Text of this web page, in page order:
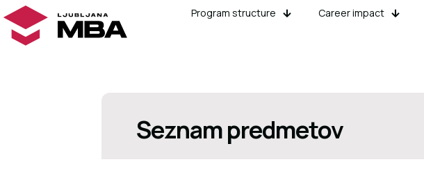
Program structure Career impact
Seznam predmetov